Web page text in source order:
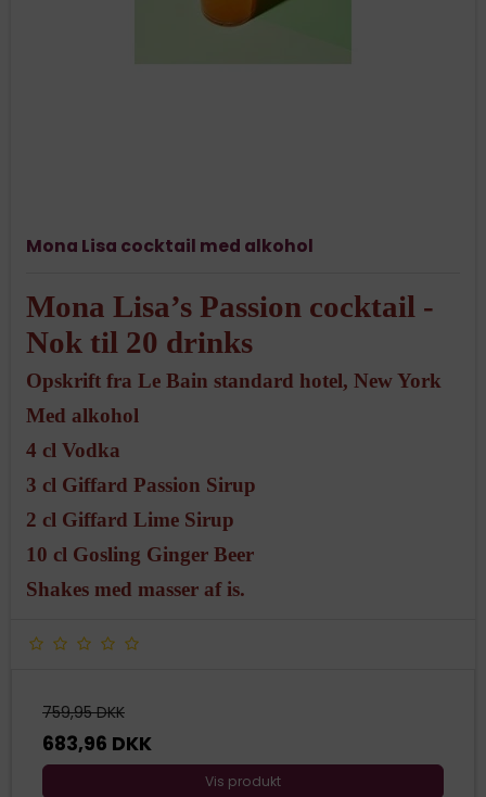
Mona Lisa cocktail med alkohol
Mona Lisa’s Passion cocktail -
Nok til 20 drinks
Opskrift fra Le Bain standard hotel, New York
Med alkohol
4 cl Vodka
3 cl Giffard Passion Sirup
2 cl Giffard Lime Sirup
10 cl Gosling Ginger Beer
Shakes med masser af is.
759,95 DKK
683,96 DKK
Vis produkt